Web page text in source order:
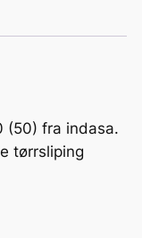
(50) fra indasa.
tørrsliping